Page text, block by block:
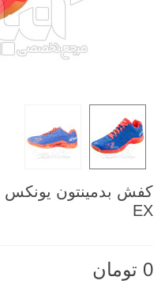
EX
0 تومان